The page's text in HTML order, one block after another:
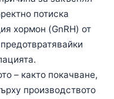
потиска
хормон (GnRH) от
– както покачване,
производството